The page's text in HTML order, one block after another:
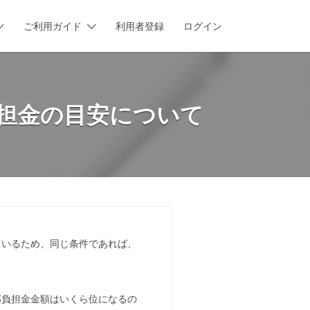
ご利用ガイド 利用者登録 ログイン
金の目安について
るため、同じ条件であれば、
担金金額はいくら位になるの